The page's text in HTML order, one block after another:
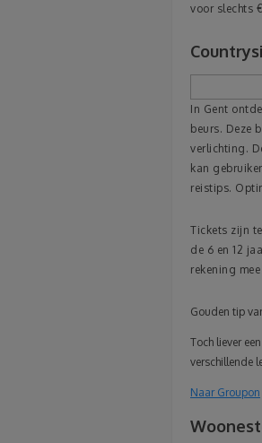
voor slechts
In Gent
beurs. Deze
verlichting.
kan
reistips.
Tickets zijn
de 6 en 12
rekening
Gouden tip
Toch liever
verschillende
Naar Groupon